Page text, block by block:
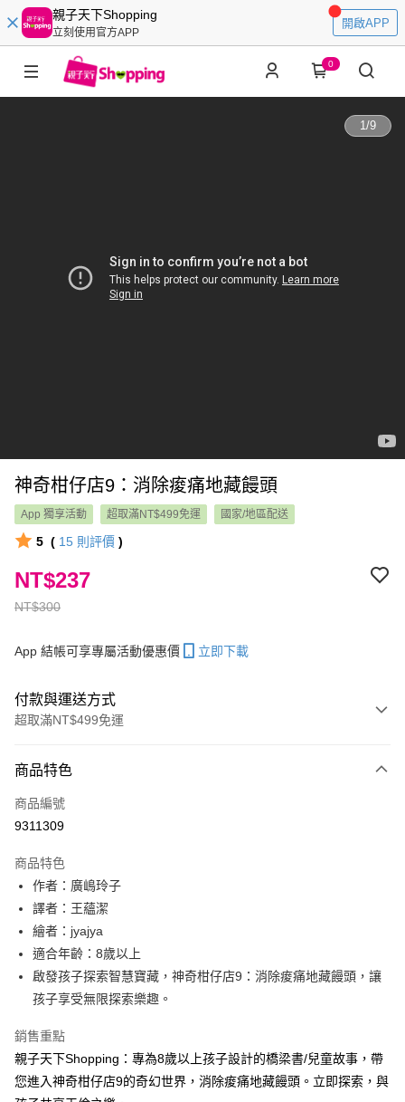
親子天下Shopping
立刻使用官方APP
開啟APP
0
1/9
神奇柑仔店9：消除痠痛地藏饅頭
App 獨享活動 超取滿NT$499免運 國家/地區配送
5 ( 15 則評價 )
NT$300
NT$237
App 結帳可享專屬活動優惠價 立即下載
付款與運送方式
超取滿NT$499免運
信用卡一次付款
LINE Pay
大哥付你分期
相關說明
【大哥付你分期使用說明】
1.本服務由台灣大哥大提供，台灣大哥大用戶可立即使用無須另外申請。
2.付款方式選擇「大哥付你分期」，訂單成立後會自動跳轉到大哥付的交易
流程，驗證手機門號後，選擇欲分期的期數、繳款截止日，確認付款後即完
3.實際核准額度、可分期數及費用金額請依後續交易確認頁面所載為準。
消。如遇「轉專審核」未通過狀況，表示未達大哥付你分期系統評分，恕無
法說明評估內容。
1.分期款項不併入電信帳單，「大哥付你分期」於每月結算日後寄送繳費提
AFTEE先享後付
相關說明
【關於「AFTEE先享後付」】
AFTEE先享後付是「在收到商品之後才付款」的支付方式。 讓您購物簡單
１．簡單：不需註冊會員、不需綁卡、不需儲值。
２．便利：只要手機號碼，簡訊認證，即可結帳。
３．安心：先確認商品／服務後，再付款。
ATM付款
運送方式
付款後全家取貨｜8/8-8/14運費優惠，結帳滿499即享免運。
每筆NT$70，滿NT$499(含以上)免運費
商品特色
商品編號
9311309
商品特色
作者：廣嶋玲子
譯者：王蘊潔
繪者：jyajya
適合年齡：8歲以上
啟發孩子探索智慧寶藏，神奇柑仔店9：消除痠痛地藏饅頭，讓
孩子享受無限探索樂趣。
銷售重點
親子天下Shopping：專為8歲以上孩子設計的橋梁書/兒童故事，帶
您進入神奇柑仔店9的奇幻世界，消除痠痛地藏饅頭。立即探索，與